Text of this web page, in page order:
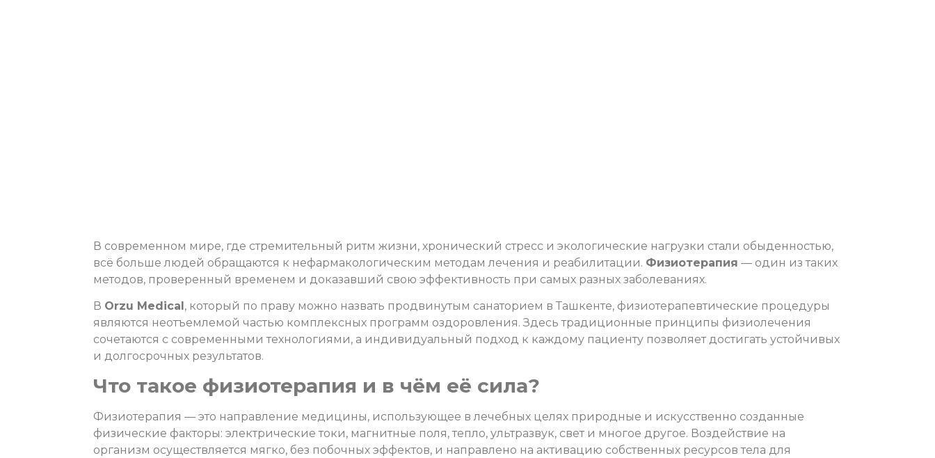
В современном мире, где стремительный ритм жизни, хронический стресс и экологические нагрузки стали обыденностью,
всё больше людей обращаются к нефармакологическим методам лечения и реабилитации. Физиотерапия — один из таких
методов, проверенный временем и доказавший свою эффективность при самых разных заболеваниях.
В Orzu Medical, который по праву можно назвать продвинутым санаторием в Ташкенте, физиотерапевтические процедуры
являются неотъемлемой частью комплексных программ оздоровления. Здесь традиционные принципы физиолечения
сочетаются с современными технологиями, а индивидуальный подход к каждому пациенту позволяет достигать устойчивых
и долгосрочных результатов.
Что такое физиотерапия и в чём её сила?
Физиотерапия — это направление медицины, использующее в лечебных целях природные и искусственно созданные
физические факторы: электрические токи, магнитные поля, тепло, ультразвук, свет и многое другое. Воздействие на
организм осуществляется мягко, без побочных эффектов, и направлено на активацию собственных ресурсов тела для